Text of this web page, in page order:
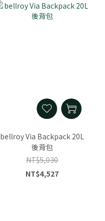
bellroy Via Backpack 20L
後背包
NT$5,030
NT$4,527